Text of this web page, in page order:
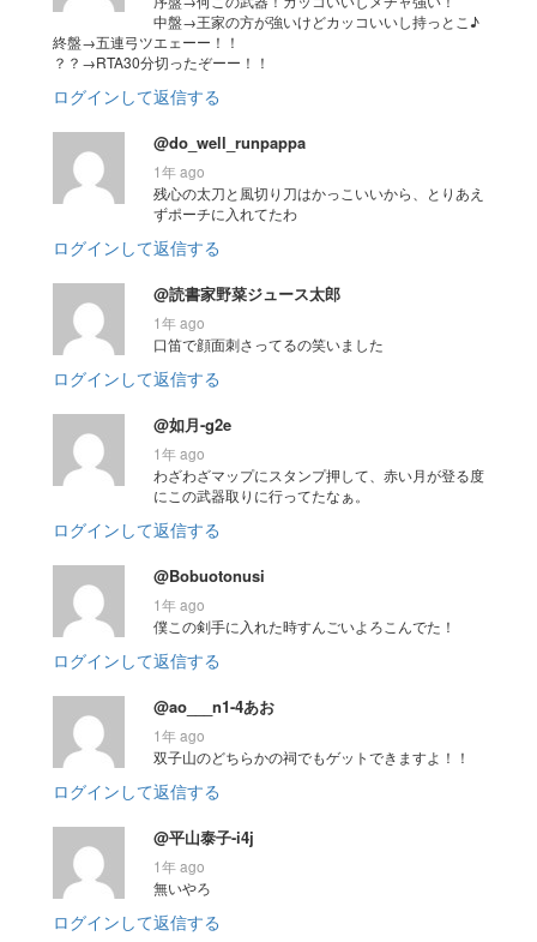
中盤→王家の方が強いけどカッコいいし持っとこ♪
終盤→五連弓ツエェーー！！
？？→RTA30分切ったぞーー！！
ログインして返信する
@do_well_runpappa
1年 ago
残心の太刀と風切り刀はかっこいいから、とりあえ
ずポーチに入れてたわ
ログインして返信する
@読書家野菜ジュース太郎
1年 ago
口笛で顔面刺さってるの笑いました
ログインして返信する
@如月-g2e
1年 ago
わざわざマップにスタンプ押して、赤い月が登る度
にこの武器取りに行ってたなぁ。
ログインして返信する
@Bobuotonusi
1年 ago
僕この剣手に入れた時すんごいよろこんでた！
ログインして返信する
@ao___n1-4あお
1年 ago
双子山のどちらかの祠でもゲットできますよ！！
ログインして返信する
@平山泰子-i4j
1年 ago
無いやろ
ログインして返信する